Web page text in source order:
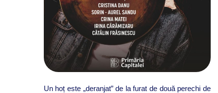
Un hoț este „deranjat” de la furat de două perechi de